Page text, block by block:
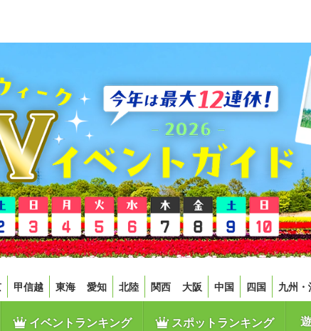
甲信越 東海 愛知 北陸 関西 大阪 中国 四国 九州・
イベントランキング スポットランキング